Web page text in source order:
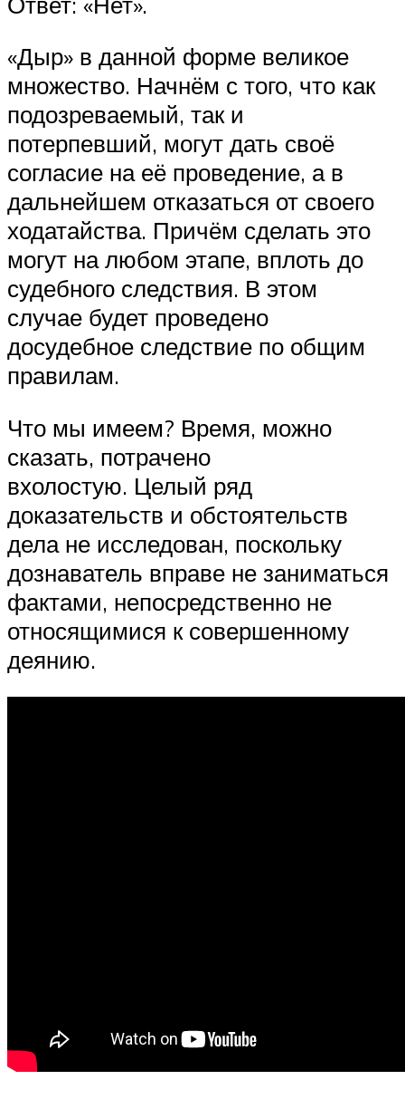
«Дыр» в данной форме великое
множество. Начнём с того, что как
подозреваемый, так и
потерпевший, могут дать своё
согласие на её проведение, а в
дальнейшем отказаться от своего
ходатайства. Причём сделать это
могут на любом этапе, вплоть до
судебного следствия. В этом
случае будет проведено
досудебное следствие по общим
правилам.
Что мы имеем? Время, можно
сказать, потрачено
вхолостую. Целый ряд
доказательств и обстоятельств
дела не исследован, поскольку
дознаватель вправе не заниматься
фактами, непосредственно не
относящимися к совершенному
деянию.